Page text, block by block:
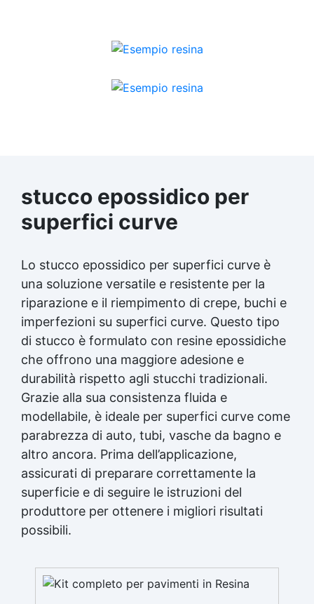
stucco epossidico per
superfici curve
Lo stucco epossidico per superfici curve è
una soluzione versatile e resistente per la
riparazione e il riempimento di crepe, buchi e
imperfezioni su superfici curve. Questo tipo
di stucco è formulato con resine epossidiche
che offrono una maggiore adesione e
durabilità rispetto agli stucchi tradizionali.
Grazie alla sua consistenza fluida e
modellabile, è ideale per superfici curve come
parabrezza di auto, tubi, vasche da bagno e
altro ancora. Prima dell’applicazione,
assicurati di preparare correttamente la
superficie e di seguire le istruzioni del
produttore per ottenere i migliori risultati
possibili.